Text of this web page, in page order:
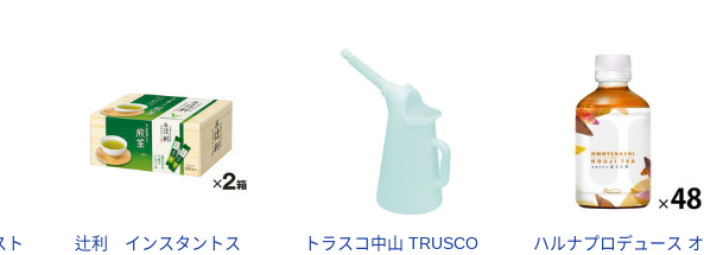
ト
辻利 インスタントス
トラスコ中山 TRUSCO
ハルナプロデュース オ